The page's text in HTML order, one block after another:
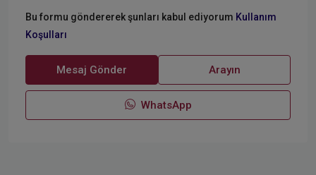
Bu formu göndererek şunları kabul ediyorum Kullanım
Koşulları
Mesaj Gönder Arayın
WhatsApp